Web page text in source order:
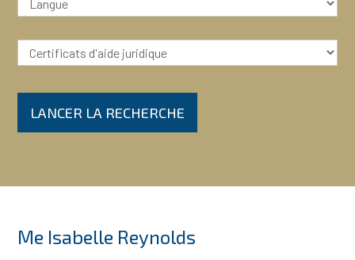
LANCER LA RECHERCHE
Me Isabelle Reynolds